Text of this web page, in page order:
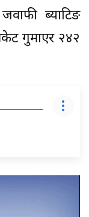
ब्याटिङ
गुमाएर २४२